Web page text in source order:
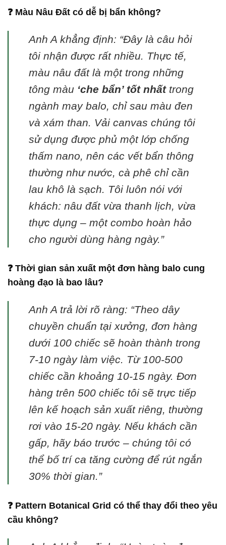
❓ Màu Nâu Đất có dễ bị bẩn không?
Anh A khẳng định: “Đây là câu hỏi
tôi nhận được rất nhiều. Thực tế,
màu nâu đất là một trong những
tông màu ‘che bẩn’ tốt nhấttrong
ngành may balo, chỉ sau màu đen
và xám than. Vải canvas chúng tôi
sử dụng được phủ một lớp chống
thấm nano, nên các vết bẩn thông
thường như nước, cà phê chỉ cần
lau khô là sạch. Tôi luôn nói với
khách: nâu đất vừa thanh lịch, vừa
thực dụng – một combo hoàn hảo
cho người dùng hàng ngày.”
❓ Thời gian sản xuất một đơn hàng balo cung
hoàng đạo là bao lâu?
Anh A trả lời rõ ràng: “Theo dây
chuyền chuẩn tại xưởng, đơn hàng
dưới 100 chiếc sẽ hoàn thành trong
7-10 ngày làm việc. Từ 100-500
chiếc cần khoảng 10-15 ngày. Đơn
hàng trên 500 chiếc tôi sẽ trực tiếp
lên kế hoạch sản xuất riêng, thường
rơi vào 15-20 ngày. Nếu khách cần
gấp, hãy báo trước – chúng tôi có
thể bố trí ca tăng cường để rút ngắn
30% thời gian.”
❓ Pattern Botanical Grid có thể thay đổi theo yêu
cầu không?